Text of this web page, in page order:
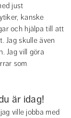
just
kanske
och hjälpa till att
Jag skulle även
Jag vill göra
som
är idag!
ville jobba med